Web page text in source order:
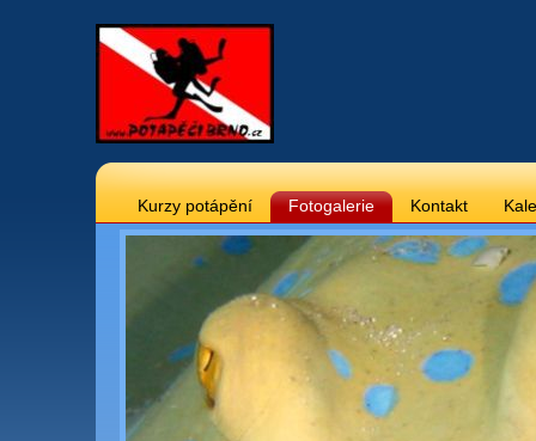
Kurzy potápění Fotogalerie Kontakt